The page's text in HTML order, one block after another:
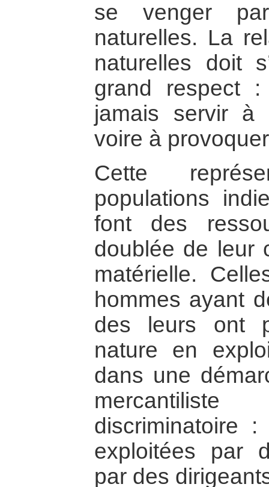
se venger
naturelles. La
naturelles doit
grand respect
jamais servir à
voire à
Cette
populations
font des
doublée de leur
matérielle.
hommes ayant
des leurs ont
nature en
dans une
discriminatoire
exploitées par
par des